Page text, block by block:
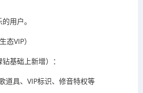
用户。
态VIP）
基础上新增）：
道具、VIP标识、修音特权等